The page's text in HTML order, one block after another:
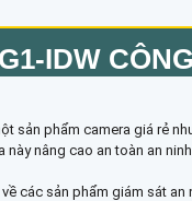
IDW
sản phẩm camera giá rẻ
nâng cao an toàn an
các sản phẩm giám sát an